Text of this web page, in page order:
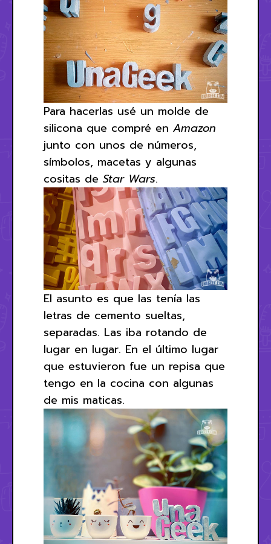
Para hacerlas usé un molde de
silicona que compré en Amazon
junto con unos de números,
símbolos, macetas y algunas
cositas de Star Wars.
El asunto es que las tenía las
letras de cemento sueltas,
separadas. Las iba rotando de
lugar en lugar. En el último lugar
que estuvieron fue un repisa que
tengo en la cocina con algunas
de mis maticas.